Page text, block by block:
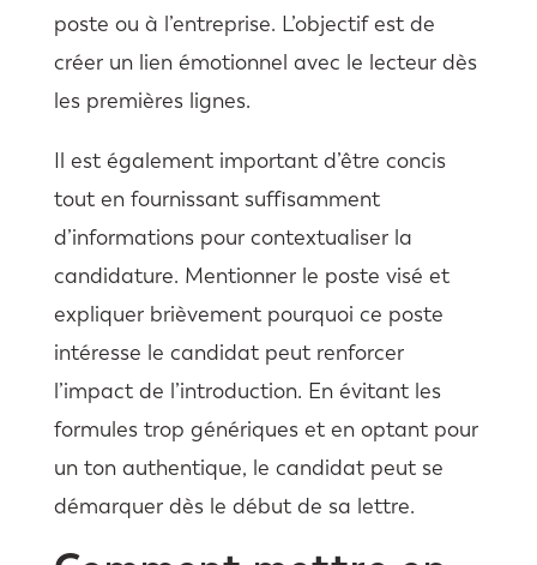
poste ou à l’entreprise. L’objectif est de
créer un lien émotionnel avec le lecteur dès
les premières lignes.
Il est également important d’être concis
tout en fournissant suffisamment
d’informations pour contextualiser la
candidature. Mentionner le poste visé et
expliquer brièvement pourquoi ce poste
intéresse le candidat peut renforcer
l’impact de l’introduction. En évitant les
formules trop génériques et en optant pour
un ton authentique, le candidat peut se
démarquer dès le début de sa lettre.